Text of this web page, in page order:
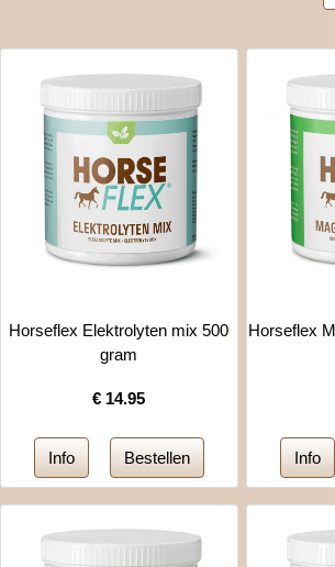
Horseflex Elektrolyten mix 500
gram
€ 14.95
Horseflex